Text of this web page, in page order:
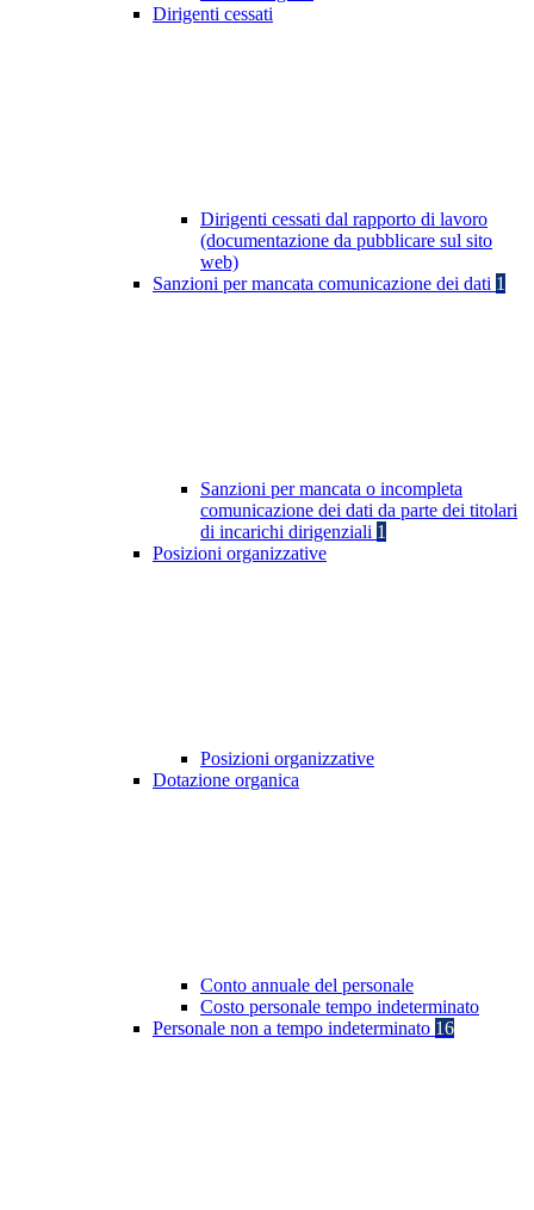
Dirigenti cessati
Dirigenti cessati dal rapporto di lavoro
(documentazione da pubblicare sul sito
web)
Sanzioni per mancata comunicazione dei dati 1
Sanzioni per mancata o incompleta
comunicazione dei dati da parte dei titolari
di incarichi dirigenziali 1
Posizioni organizzative
Posizioni organizzative
Dotazione organica
Conto annuale del personale
Costo personale tempo indeterminato
Personale non a tempo indeterminato 16